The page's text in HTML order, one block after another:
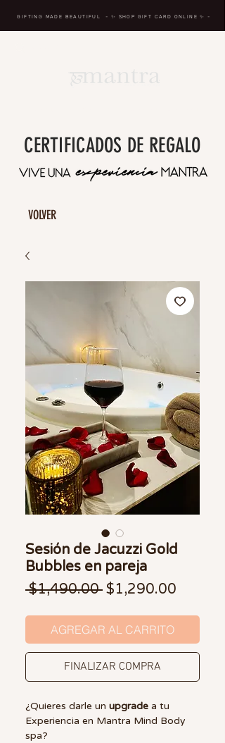
GIFTING MADE BEAUTIFUL - ✨ SHOP GIFT CARD ONLINE✨ -
CERTIFICADOS DE REGALO
VOLVER
Sesión de Jacuzzi Gold
Bubbles en pareja
$1,490.00 Precio
$1,290.00
AGREGAR AL CARRITO
FINALIZAR COMPRA
¿Quieres darle un upgrade a tu
Experiencia en Mantra Mind Body
spa?